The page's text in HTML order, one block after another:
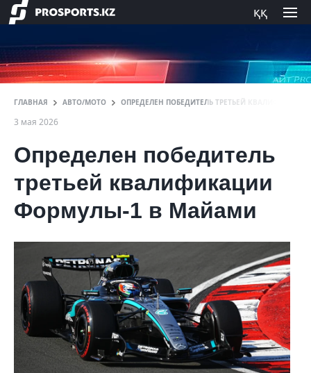
ққ
ГЛАВНАЯ АВТО/МОТО ОПРЕДЕЛЕН ПОБЕДИТЕЛЬ ТРЕТЬЕЙ
3 мая 2026
Определен победитель
третьей квалификации
Формулы-1 в Майами